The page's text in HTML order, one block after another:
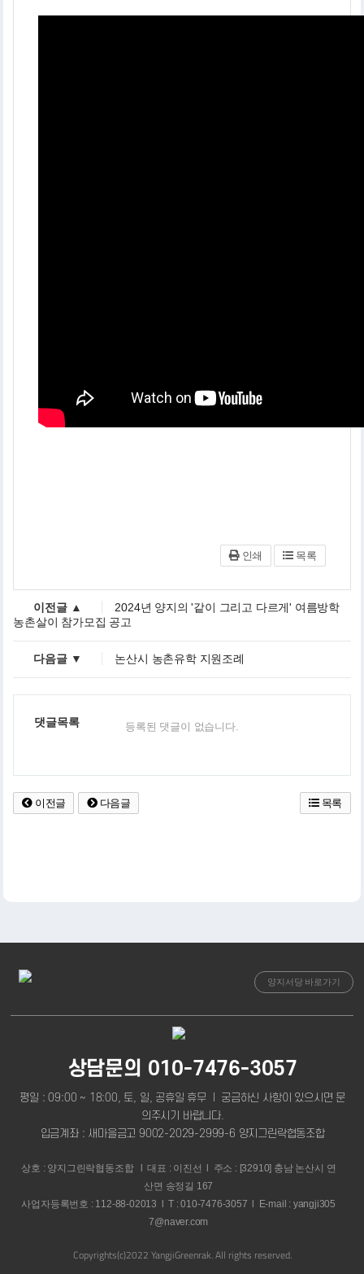
인쇄 목록
이전글 ▲
2024년 양지의 '같이 그리고 다르게' 여름방학
농촌살이 참가모집 공고
다음글 ▼ 논산시 농촌유학 지원조례
댓글목록 등록된 댓글이 없습니다.
이전글 다음글 목록
양지서당 바로가기
상담문의 010-7476-3057
평일 : 09:00 ~ 18:00, 토, 일, 공휴일 휴무 l 궁금하신 사항이 있으시면 문
의주시기 바랍니다.
입금계좌 : 새마을금고 9002-2029-2999-6 양지그린락협동조합
상호 : 양지그린락협동조합 l 대표 : 이진선 l 주소 : [32910] 충남 논산시 연
산면 송정길 167
사업자등록번호 : 112-88-02013 l T : 010-7476-3057 l E-mail : yangji305
7@naver.com
Copyrights(c)2022 YangjiGreenrak. All rights reserved.